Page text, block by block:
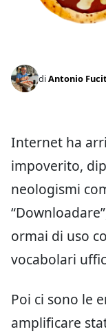
diAntonio
Internet ha
impoverito,
neologismi
ormai di uso
vocabolari
Poi ci sono le
amplificare